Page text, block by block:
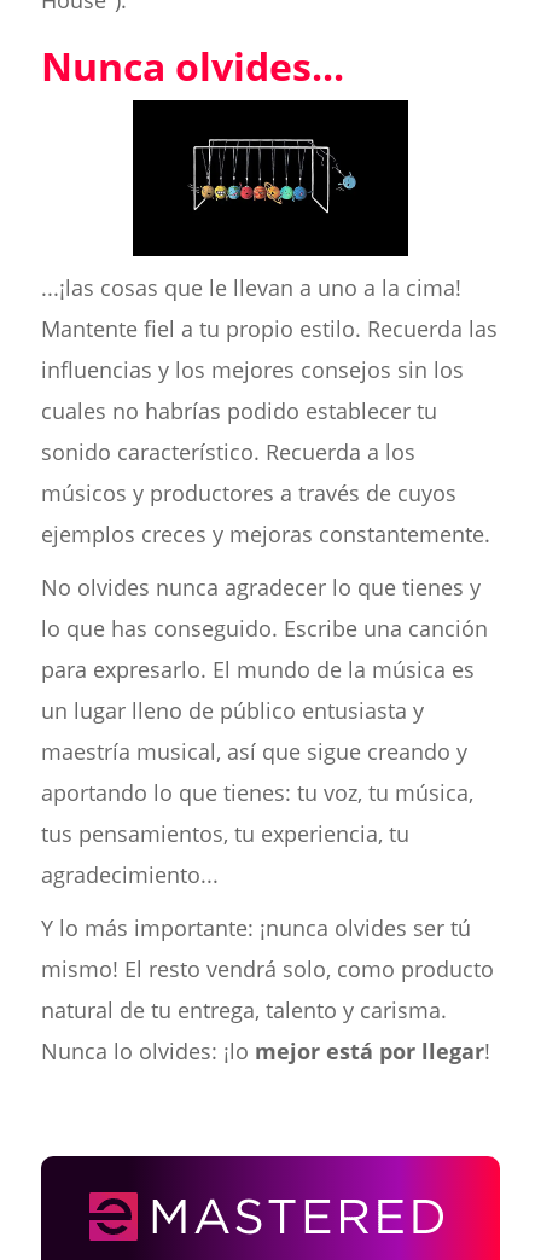
Nunca olvides...
...¡las cosas que le llevan a uno a la cima!
Mantente fiel a tu propio estilo. Recuerda las
influencias y los mejores consejos sin los
cuales no habrías podido establecer tu
sonido característico. Recuerda a los
músicos y productores a través de cuyos
ejemplos creces y mejoras constantemente.
No olvides nunca agradecer lo que tienes y
lo que has conseguido. Escribe una canción
para expresarlo. El mundo de la música es
un lugar lleno de público entusiasta y
maestría musical, así que sigue creando y
aportando lo que tienes: tu voz, tu música,
tus pensamientos, tu experiencia, tu
agradecimiento...
Y lo más importante: ¡nunca olvides ser tú
mismo! El resto vendrá solo, como producto
natural de tu entrega, talento y carisma.
Nunca lo olvides: ¡lo mejor está por llegar!